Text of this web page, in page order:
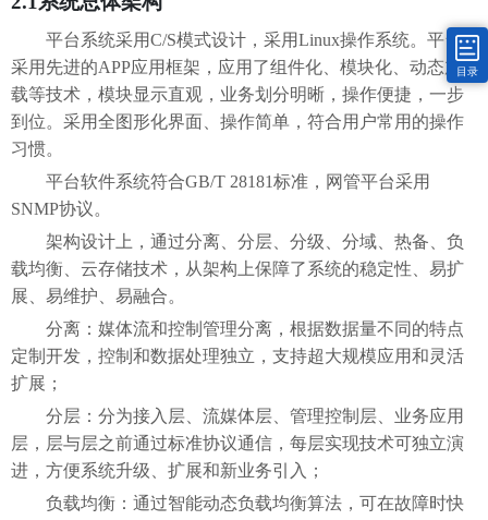
平台系统采用C/S模式设计，采用Linux操作系统。平台
采用先进的APP应用框架，应用了组件化、模块化、动态加
载等技术，模块显示直观，业务划分明晰，操作便捷，一步
到位。采用全图形化界面、操作简单，符合用户常用的操作
习惯。
平台软件系统符合GB/T 28181标准，网管平台采用
SNMP协议。
架构设计上，通过分离、分层、分级、分域、热备、负
载均衡、云存储技术，从架构上保障了系统的稳定性、易扩
展、易维护、易融合。
分离：媒体流和控制管理分离，根据数据量不同的特点
定制开发，控制和数据处理独立，支持超大规模应用和灵活
扩展；
分层：分为接入层、流媒体层、管理控制层、业务应用
层，层与层之前通过标准协议通信，每层实现技术可独立演
进，方便系统升级、扩展和新业务引入；
负载均衡：通过智能动态负载均衡算法，可在故障时快
目录